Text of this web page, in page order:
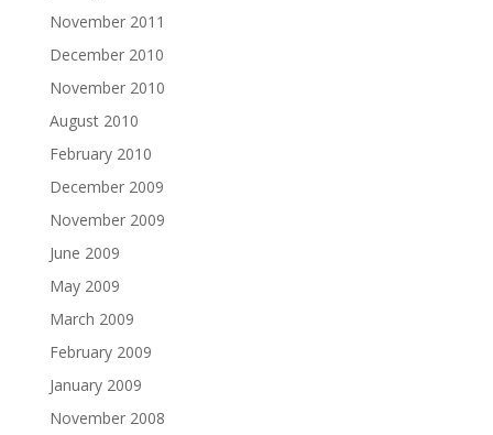
November 2011
December 2010
November 2010
August 2010
February 2010
December 2009
November 2009
June 2009
May 2009
March 2009
February 2009
January 2009
November 2008